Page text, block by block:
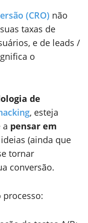
(CRO) não
taxas de
e de leads /
o
de
, esteja
a pensar em
(ainda que
tornar
conversão.